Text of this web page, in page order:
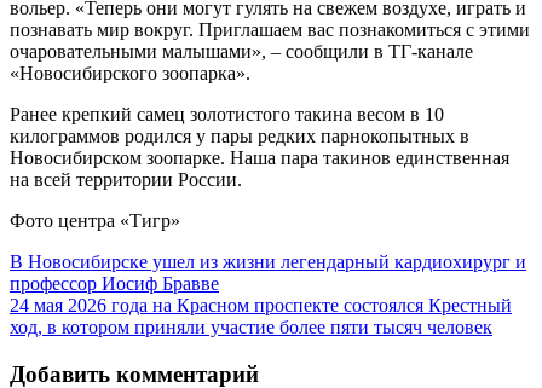
вольер. «Теперь они могут гулять на свежем воздухе, играть и
познавать мир вокруг. Приглашаем вас познакомиться с этими
очаровательными малышами», – сообщили в ТГ-канале
«Новосибирского зоопарка».
Ранее крепкий самец золотистого такина весом в 10
килограммов родился у пары редких парнокопытных в
Новосибирском зоопарке. Наша пара такинов единственная
на всей территории России.
Фото центра «Тигр»
В Новосибирске ушел из жизни легендарный кардиохирург и
профессор Иосиф Бравве
24 мая 2026 года на Красном проспекте состоялся Крестный
ход, в котором приняли участие более пяти тысяч человек
Добавить комментарий